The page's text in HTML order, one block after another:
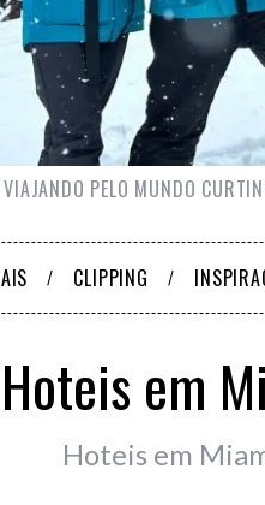
PELO MUNDO
CLIPPING
Hoteis em
Hoteis em